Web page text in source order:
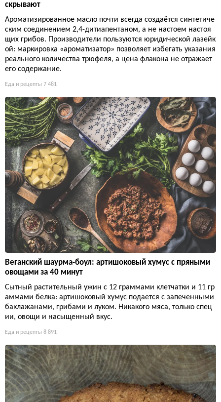
скрывают
Ароматизированное масло почти всегда создаётся синтетиче
ским соединением 2,4-дитиапентаном, а не настоем настоя
щих грибов. Производители пользуются юридической лазейк
ой: маркировка «ароматизатор» позволяет избегать указания
реального количества трюфеля, а цена флакона не отражает
его содержание.
Еда и рецепты 7 481
Веганский шаурма-боул: артишоковый хумус с пряными
овощами за 40 минут
Сытный растительный ужин с 12 граммами клетчатки и 11 гр
аммами белка: артишоковый хумус подается с запеченными
баклажанами, грибами и луком. Никакого мяса, только спец
ии, овощи и насыщенный вкус.
Еда и рецепты 8 891